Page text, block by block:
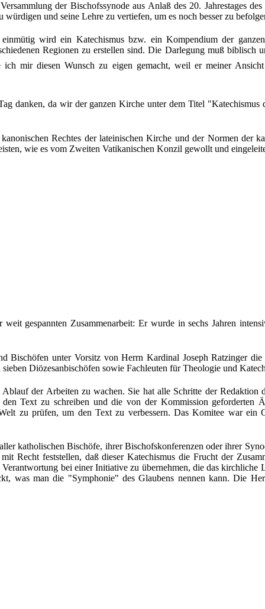
der Bischofssynode aus Anlaß des 20. Jahrestages
und seine Lehre zu vertiefen, um es noch besser zu
wird ein Katechismus bzw. ein Kompendium der
Regionen zu erstellen sind. Die Darlegung muß biblisch
mir diesen Wunsch zu eigen gemacht, weil er meiner
danken, da wir der ganzen Kirche unter dem Titel
Rechtes der lateinischen Kirche und der Normen der
wie es vom Zweiten Vatikanischen Konzil gewollt und
gespannten Zusammenarbeit: Er wurde in sechs Jahren
unter Vorsitz von Herrn Kardinal Joseph Ratzinger
Diözesanbischöfen sowie Fachleuten für Theologie und
der Arbeiten zu wachen. Sie hat alle Schritte der Redaktion
Text zu schreiben und die von der Kommission geforderten
zu prüfen, um den Text zu verbessern. Das Komitee war ein
katholischen Bischöfe, ihrer Bischofskonferenzen oder ihrer
Recht feststellen, daß dieser Katechismus die Frucht der
bei einer Initiative zu übernehmen, die das
was man die "Symphonie" des Glaubens nennen kann. Die